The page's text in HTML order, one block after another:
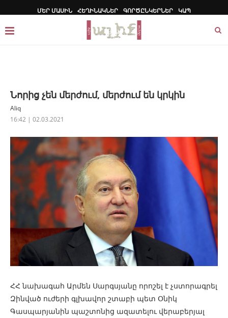
ՄԵՐ ՄԱՍԻՆ ՀԵՂԻՆԱԿՆԵՐ ԳՈՐԾԸՆԿԵՐՆԵՐ ԿԱՊ
Նորից չեն մերժում, մերժում են կրկին
Aliq
16:42 | 02.03.2021
ՀՀ նախագահ Արմեն Սարգսյանը որոշել է չստորագրել
Զինված ուժերի գլխավոր շտաբի պետ Օնիկ
Գասպարյանին պաշտոնից ազատելու վերաբերյալ